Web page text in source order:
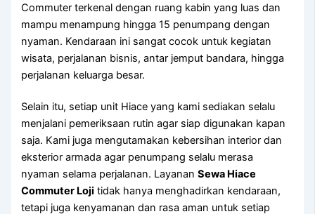
Commuter terkenal dengan ruang kabin yang luas dan
mampu menampung hingga 15 penumpang dengan
nyaman. Kendaraan ini sangat cocok untuk kegiatan
wisata, perjalanan bisnis, antar jemput bandara, hingga
perjalanan keluarga besar.
Selain itu, setiap unit Hiace yang kami sediakan selalu
menjalani pemeriksaan rutin agar siap digunakan kapan
saja. Kami juga mengutamakan kebersihan interior dan
eksterior armada agar penumpang selalu merasa
nyaman selama perjalanan. LayananSewa Hiace
Commuter Loji tidak hanya menghadirkan kendaraan,
tetapi juga kenyamanan dan rasa aman untuk setiap